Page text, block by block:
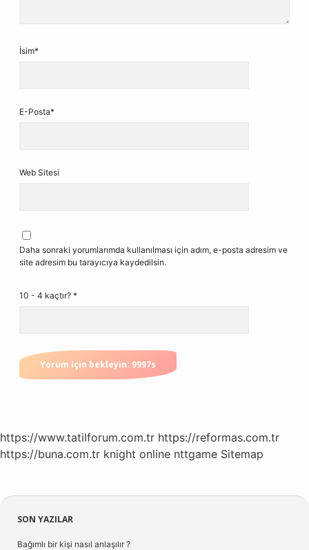
İsim*
E-Posta*
Web Sitesi
Daha sonraki yorumlarımda kullanılması için adım, e-posta adresim ve
site adresim bu tarayıcıya kaydedilsin.
10 - 4 kaçtır? *
https://www.tatilforum.com.tr https://reformas.com.tr
https://buna.com.tr knight online nttgame Sitemap
Sidebar
SON YAZILAR
Bağımlı bir kişi nasıl anlaşılır ?